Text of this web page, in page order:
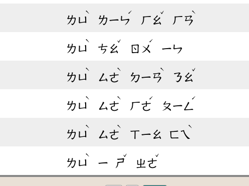
ㄌㄩ
ˋ
ㄌㄧㄣ
ˊ
ㄏㄠ
ˇ
ㄏㄢ
ˋ
ㄌㄩ
ˋ
ㄘㄠ
ˇ
ㄖㄨ
ˊ
ㄧㄣ
ㄌㄩ
ˋ
ㄙㄜ
ˋ
ㄉㄧㄢ
ˋ
ㄋㄠ
ˇ
ㄌㄩ
ˋ
ㄙㄜ
ˋ
ㄏㄜ
ˊ
ㄆㄧㄥ
ˊ
ㄌㄩ
ˋ
ㄙㄜ
ˋ
ㄒㄧㄠ ㄈㄟ
ˋ
ㄌㄩ
ˋ
ㄧ ㄕ
ˇ
ㄓㄜ
ˇ